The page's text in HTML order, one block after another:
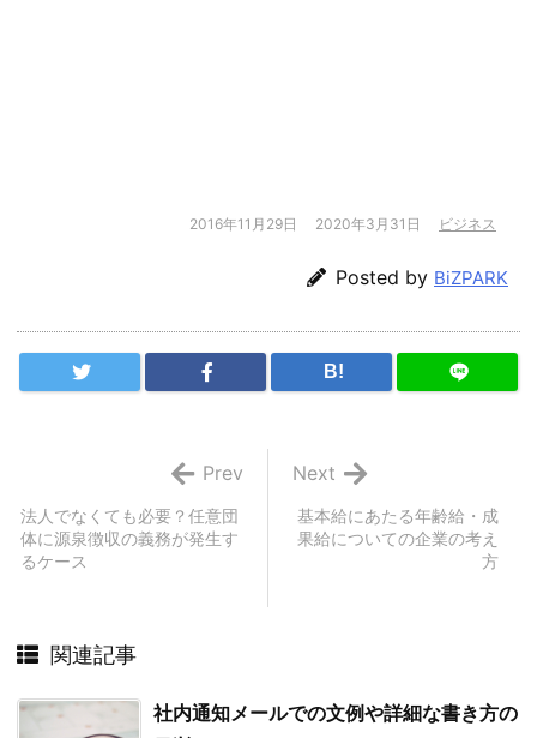
2016年11月29日 2020年3月31日 ビジネス
Posted by BiZPARK
B!
基本給にあたる年齢給・成
果給についての企業の考え
方
Next
法人でなくても必要？任意団
体に源泉徴収の義務が発生す
るケース
Prev
関連記事
社内通知メールでの文例や詳細な書き方の